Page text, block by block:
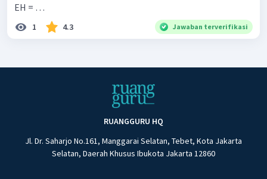
EH = …
1 4.3 Jawaban terverifikasi
RUANGGURU HQ
Jl. Dr. Saharjo No.161, Manggarai Selatan, Tebet, Kota Jakarta
Selatan, Daerah Khusus Ibukota Jakarta 12860